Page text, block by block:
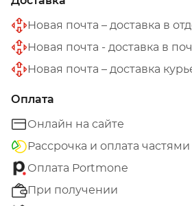
Новая почта – доставка в
Новая почта - доставка в
Новая почта – доставка
Оплата
Онлайн на сайте
Рассрочка и оплата частями
Оплата Portmone
При получении